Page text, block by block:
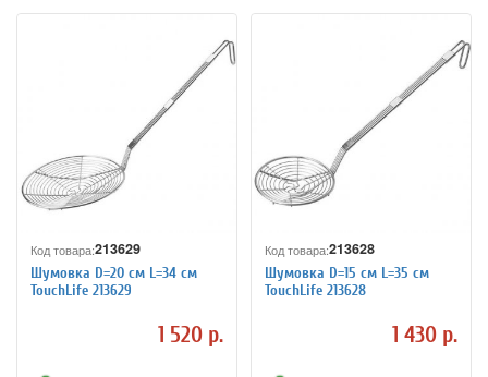
Код товара:213629
Шумовка D=20 см L=34 см
TouchLife 213629
1 520 р.
Код товара:213628
Шумовка D=15 см L=35 см
TouchLife 213628
1 430 р.